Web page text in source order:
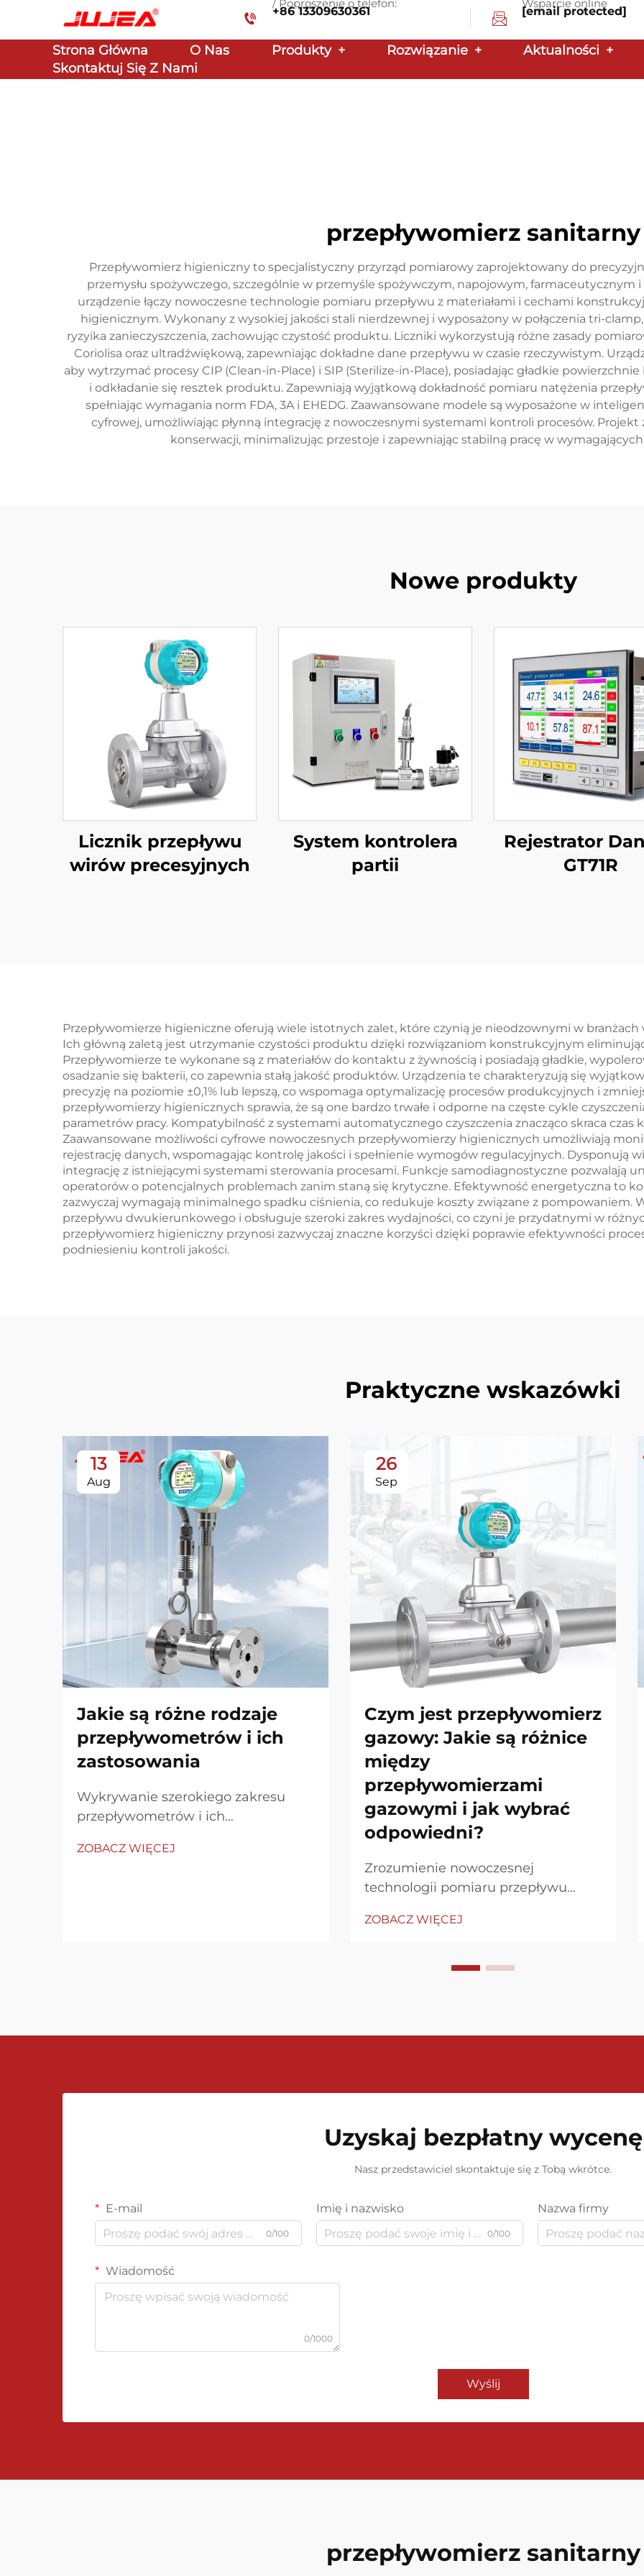
/ Poproszenie o telefon:
+86 13309630361
Wsparcie online
[email protected]
Strona Główna O Nas Produkty + Rozwiązanie + Aktualności +
Skontaktuj Się Z Nami
przepływomierz sanitarny
Przepływomierz higieniczny to specjalistyczny przyrząd pomiarowy zaprojektowany do
przemysłu spożywczego, szczególnie w przemyśle spożywczym, napojowym, farmaceutycznym
urządzenie łączy nowoczesne technologie pomiaru przepływu z materiałami i cechami
higienicznym. Wykonany z wysokiej jakości stali nierdzewnej i wyposażony w połączenia tri-
ryzyika zanieczyszczenia, zachowując czystość produktu. Liczniki wykorzystują różne zasady
Coriolisa oraz ultradźwiękową, zapewniając dokładne dane przepływu w czasie rzeczywistym.
aby wytrzymać procesy CIP (Clean-in-Place) i SIP (Sterilize-in-Place), posiadając gładkie
i odkładanie się resztek produktu. Zapewniają wyjątkową dokładność pomiaru natężenia
spełniając wymagania norm FDA, 3A i EHEDG. Zaawansowane modele są wyposażone w
cyfrowej, umożliwiając płynną integrację z nowoczesnymi systemami kontroli procesów. Projekt
konserwacji, minimalizując przestoje i zapewniając stabilną pracę w
Nowe produkty
Licznik przepływu
wirów precesyjnych
System kontrolera
partii
Rejestrator
GT71R
Przepływomierze higieniczne oferują wiele istotnych zalet, które czynią je nieodzownymi w
Ich główną zaletą jest utrzymanie czystości produktu dzięki rozwiązaniom konstrukcyjnym
Przepływomierze te wykonane są z materiałów do kontaktu z żywnością i posiadają gładkie,
osadzanie się bakterii, co zapewnia stałą jakość produktów. Urządzenia te charakteryzują się
precyzję na poziomie ±0,1% lub lepszą, co wspomaga optymalizację procesów produkcyjnych i
przepływomierzy higienicznych sprawia, że są one bardzo trwałe i odporne na częste cykle
parametrów pracy. Kompatybilność z systemami automatycznego czyszczenia znacząco skraca czas
Zaawansowane możliwości cyfrowe nowoczesnych przepływomierzy higienicznych umożliwiają
rejestrację danych, wspomagając kontrolę jakości i spełnienie wymogów regulacyjnych. Dysponują
integrację z istniejącymi systemami sterowania procesami. Funkcje samodiagnostyczne pozwalają
operatorów o potencjalnych problemach zanim staną się krytyczne. Efektywność energetyczna to
zazwyczaj wymagają minimalnego spadku ciśnienia, co redukuje koszty związane z
przepływu dwukierunkowego i obsługuje szeroki zakres wydajności, co czyni je przydatnymi w
przepływomierz higieniczny przynosi zazwyczaj znaczne korzyści dzięki poprawie efektywności
podniesieniu kontroli jakości.
Praktyczne wskazówki
13
Aug
Jakie są różne rodzaje
przepływometrów i ich
zastosowania
Wykrywanie szerokiego zakresu
przepływometrów i ich
służą jako niezbędne instrumenty
ZOBACZ WIĘCEJ
26
Sep
Czym jest przepływomierz
gazowy: Jakie są różnice
między
przepływomierzami
gazowymi i jak wybrać
odpowiedni?
Zrozumienie nowoczesnej
technologii pomiaru przepływu
się niezbędnymi instrumentami w
przetwarzania chemicznego po
ZOBACZ WIĘCEJ
Uzyskaj bezpłatny wycenę
Nasz przedstawiciel skontaktuje się z Tobą wkrótce.
E-mail
0/100
Imię i nazwisko
0/100
Nazwa firmy
Wiadomość
0/1000
Wyślij
przepływomierz sanitarny